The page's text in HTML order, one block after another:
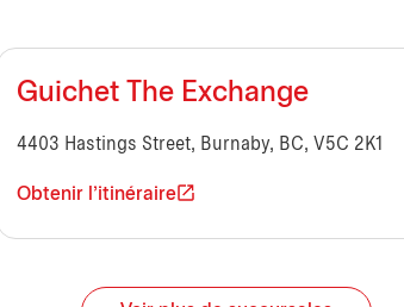
Guichet The Exchange
4403 Hastings Street, Burnaby, BC, V5C 2K1
Obtenir l'itinéraire